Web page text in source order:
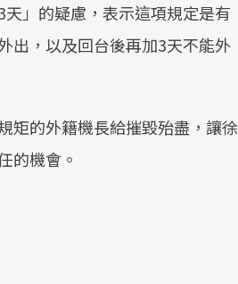
」的疑慮，表示這項規定是有
出，以及回台後再加3天不能外
矩的外籍機長給摧毀殆盡，讓徐
的機會。